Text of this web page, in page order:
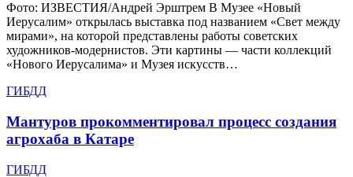
Фото: ИЗВЕСТИЯ/Андрей Эрштрем В Музее «Новый
Иерусалим» открылась выставка под названием «Свет между
мирами», на которой представлены работы советских
художников-модернистов. Эти картины — части коллекций
«Нового Иерусалима» и Музея искусств…
ГИБДД
Мантуров прокомментировал процесс создания
агрохаба в Катаре
ГИБДД